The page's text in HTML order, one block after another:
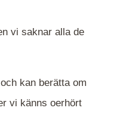
vi saknar alla de
kan berätta om
vi känns oerhört